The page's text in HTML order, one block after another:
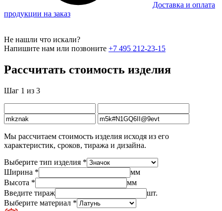
Доставка и оплата
продукции на заказ
Не нашли что искали?
Напишите нам или позвоните +7 495 212-23-15
Рассчитать стоимость изделия
Шаг 1 из 3
Мы рассчитаем стоимость изделия исходя из его
характеристик, сроков, тиража и дизайна.
Выберите тип изделия *
Ширина *
мм
Высота *
мм
Введите тираж
шт.
Выберите материал *